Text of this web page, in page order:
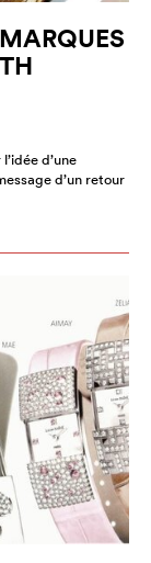
d’une
d’un retour